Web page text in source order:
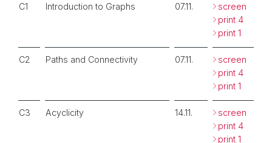
C1 Introduction to Graphs 07.11.
screen
print 4
print 1
C2 Paths and Connectivity 07.11.
screen
print 4
print 1
C3 Acyclicity 14.11.
screen
print 4
print 1